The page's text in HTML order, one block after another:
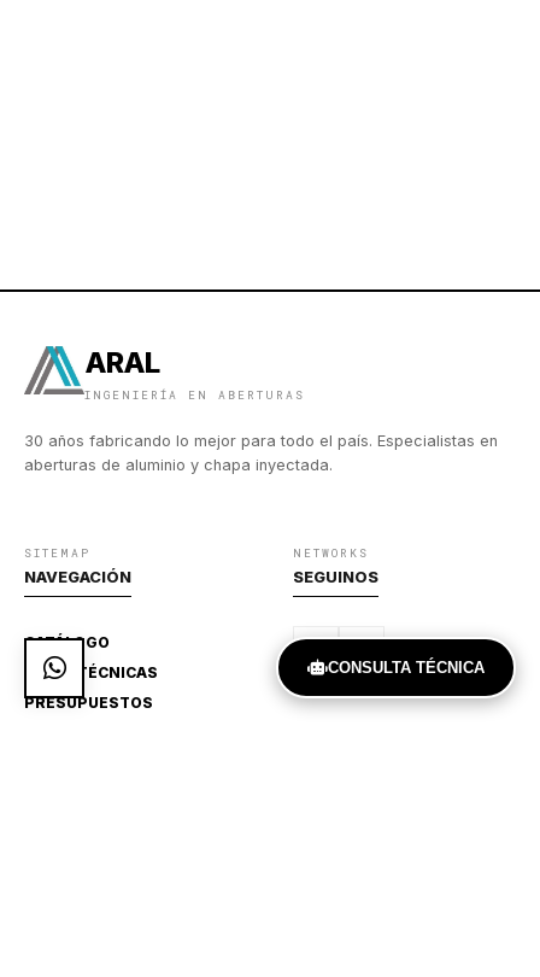
ARAL
INGENIERÍA EN ABERTURAS
30 años fabricando lo mejor para todo el país. Especialistas en
aberturas de aluminio y chapa inyectada.
SITEMAP
NAVEGACIÓN
CATÁLOGO
GUÍAS TÉCNICAS
PRESUPUESTOS
NETWORKS
SEGUINOS
CONSULTA TÉCNICA